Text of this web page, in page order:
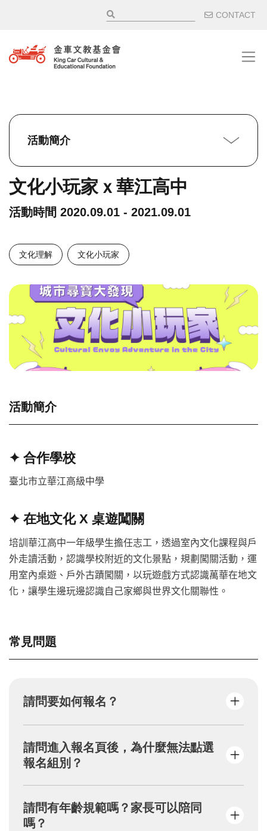
輔助選
CONTACT
活動簡介
文化小玩家ｘ華江高中
活動時間 2020.09.01 - 2021.09.01
文化理解 文化小玩家
活動簡介
✦ 合作學校
臺北市立華江高級中學
✦ 在地文化 X 桌遊闖關
培訓華江高中一年級學生擔任志工，透過室內文化課程與戶
外走讀活動，認識學校附近的文化景點，規劃闖關活動，運
用室內桌遊、戶外古蹟闖關，以玩遊戲方式認識萬華在地文
化，讓學生邊玩邊認識自己家鄉與世界文化關聯性。
常見問題
請問要如何報名？
填寫報名資料後，請點選「下一步」→按下
「取得繳費代碼」→自行截圖或抄下繳費代號
→到超商/ATM繳費，完成繳費者系統才會保留
名額。
請問進入報名頁後，為什麼無法點選
報名組別？
若組別無法點選且顯示淺灰色，代表目前此組
別已經額滿。
請問有年齡規範嗎？家長可以陪同
嗎？